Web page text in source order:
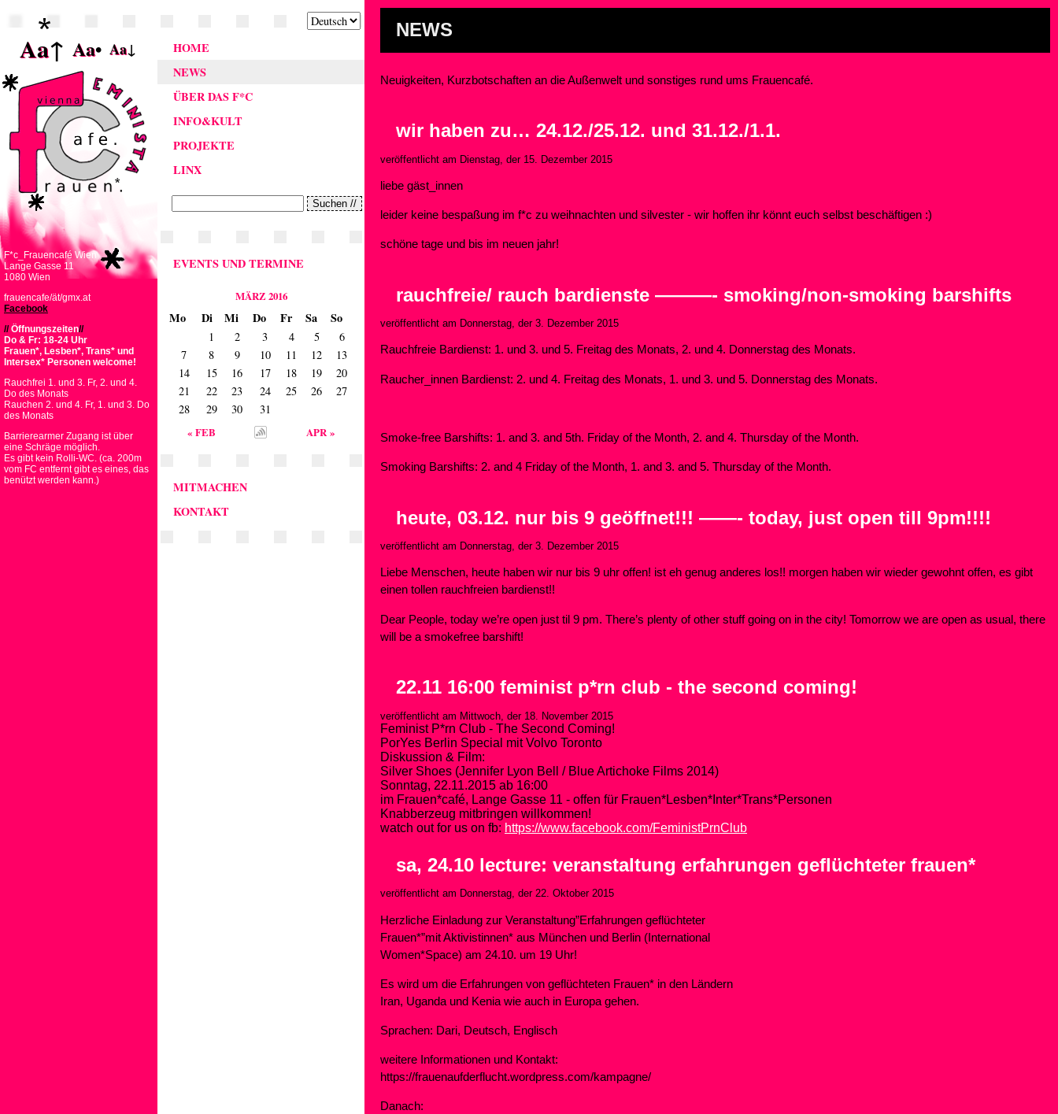
NEWS
Neuigkeiten, Kurzbotschaften an die Außenwelt und sonstiges rund ums Frauencafé.
wir haben zu… 24.12./25.12. und 31.12./1.1.
veröffentlicht am Dienstag, der 15. Dezember 2015
liebe gäst_innen
leider keine bespaßung im f*c zu weihnachten und silvester - wir hoffen ihr könnt euch selbst beschäftigen :)
schöne tage und bis im neuen jahr!
rauchfreie/ rauch bardienste ———- smoking/non-smoking barshifts
veröffentlicht am Donnerstag, der 3. Dezember 2015
Rauchfreie Bardienst: 1. und 3. und 5. Freitag des Monats, 2. und 4. Donnerstag des Monats.
Raucher_innen Bardienst: 2. und 4. Freitag des Monats, 1. und 3. und 5. Donnerstag des Monats.
Smoke-free Barshifts: 1. and 3. and 5th. Friday of the Month, 2. and 4. Thursday of the Month.
Smoking Barshifts: 2. and 4 Friday of the Month, 1. and 3. and 5. Thursday of the Month.
heute, 03.12. nur bis 9 geöffnet!!! ——- today, just open till 9pm!!!!
veröffentlicht am Donnerstag, der 3. Dezember 2015
Liebe Menschen, heute haben wir nur bis 9 uhr offen! ist eh genug anderes los!! morgen haben wir wieder gewohnt offen, es gibt
einen tollen rauchfreien bardienst!!
Dear People, today we’re open just til 9 pm. There’s plenty of other stuff going on in the city! Tomorrow we are open as usual, there
will be a smokefree barshift!
22.11 16:00 feminist p*rn club - the second coming!
veröffentlicht am Mittwoch, der 18. November 2015
Feminist P*rn Club - The Second Coming!
PorYes Berlin Special mit Volvo Toronto
Diskussion & Film:
Silver Shoes (Jennifer Lyon Bell / Blue Artichoke Films 2014)
Sonntag, 22.11.2015 ab 16:00
im Frauen*café, Lange Gasse 11 - offen für Frauen*Lesben*Inter*Trans*Personen
Knabberzeug mitbringen willkommen!
watch out for us on fb: https://www.facebook.com/FeministPrnClub
sa, 24.10 lecture: veranstaltung erfahrungen geflüchteter frauen*
veröffentlicht am Donnerstag, der 22. Oktober 2015
Herzliche Einladung zur Veranstaltung”Erfahrungen geflüchteter
Frauen*”mit Aktivistinnen* aus München und Berlin (International
Women*Space) am 24.10. um 19 Uhr!
Es wird um die Erfahrungen von geflüchteten Frauen* in den Ländern
Iran, Uganda und Kenia wie auch in Europa gehen.
Sprachen: Dari, Deutsch, Englisch
weitere Informationen und Kontakt:
https://frauenaufderflucht.wordpress.com/kampagne/
Danach:
HOME
NEWS
ÜBER DAS F*C
INFO&KULT
PROJEKTE
LINX
EVENTS UND TERMINE
MÄRZ 2016
Mo Di Mi Do Fr Sa So
1 2 3 4 5
6
7
8 9 10 11 12
13
14
15 16 17 18 19
20
21
22 23 24 25 26
27
28
29 30 31
« FEB APR »
MITMACHEN
KONTAKT
Aa↑ Aa• Aa↓
F*c_Frauencafé Wien
Lange Gasse 11
1080 Wien
frauencafe/ät/gmx.at
Facebook
//Öffnungszeiten//
Do & Fr: 18-24 Uhr
Frauen*, Lesben*, Trans* und
Intersex* Personen welcome!
Rauchfrei 1. und 3. Fr, 2. und 4.
Do des Monats
Rauchen 2. und 4. Fr, 1. und 3. Do
des Monats
Barrierearmer Zugang ist über
eine Schräge möglich.
Es gibt kein Rolli-WC. (ca. 200m
vom FC entfernt gibt es eines, das
benützt werden kann.)